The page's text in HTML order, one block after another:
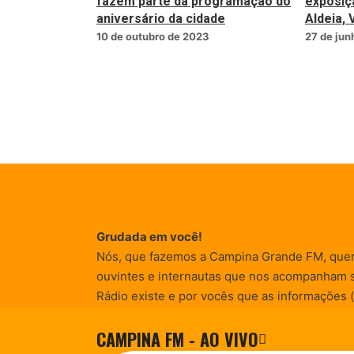
CAMPINA FM - AO VIVO
aniversário da cidade
10 de outubro de 2023
Aldeia,
27 de
Grudada em você!
Nós, que fazemos a Campina Grande FM,
ouvintes e internautas que nos acompanham
Rádio existe e por vocês que as informações